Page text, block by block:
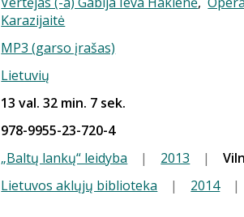
Karazijaitė
MP3 (garso įrašas)
Lietuvių
13 val. 32 min. 7 sek.
978-9955-23-720-4
„Baltų lankų“ leidyba | 2013 |
Lietuvos aklųjų biblioteka | 2014 |